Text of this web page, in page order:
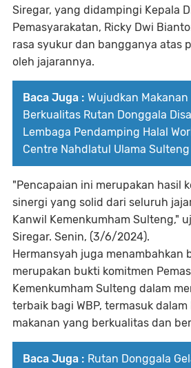
Siregar, yang didampingi Kepala
Pemasyarakatan, Ricky Dwi
rasa syukur dan bangganya atas
oleh jajarannya.
Baca Juga : Wujudkan Makanan
Berkualitas Rutan Donggala
Lembaga Pendamping Halal
Centre Nahdlatul Ulama Sulteng
"Pencapaian ini merupakan hasil
sinergi yang solid dari seluruh
Kanwil Kemenkumham Sulteng,"
Siregar. Senin, (3/6/2024).
Hermansyah juga menambahkan
merupakan bukti komitmen
Kemenkumham Sulteng dalam
terbaik bagi WBP, termasuk
makanan yang berkualitas dan
Baca Juga : Rutan Donggala